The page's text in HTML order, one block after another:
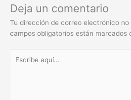
Deja un comentario
Tu dirección de correo electrónico no
campos obligatorios están marcados
aquí...